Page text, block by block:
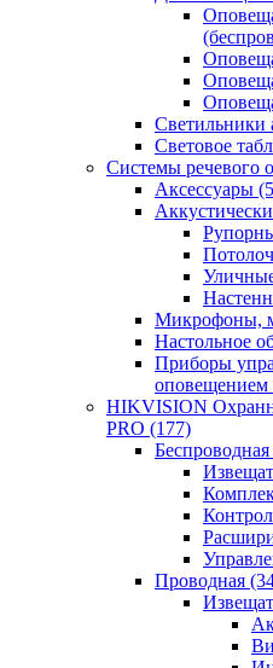
Светильники
Световое
Системы речевого
Аксессуары
Микрофоны,
Настольное
Приборы
оповещением
HIKVISION
PRO (177)
Беспроводная
Проводная